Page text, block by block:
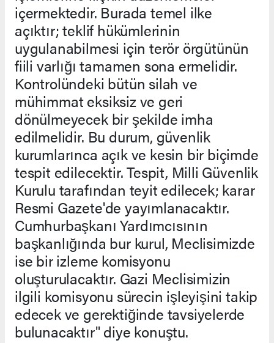
içermektedir. Burada temel ilke
açıktır; teklif hükümlerinin
uygulanabilmesi için terör örgütünün
fiili varlığı tamamen sona ermelidir.
Kontrolündeki bütün silah ve
mühimmat eksiksiz ve geri
dönülmeyecek bir şekilde imha
edilmelidir. Bu durum, güvenlik
kurumlarınca açık ve kesin bir biçimde
tespit edilecektir. Tespit, Milli Güvenlik
Kurulu tarafından teyit edilecek; karar
Resmi Gazete'de yayımlanacaktır.
Cumhurbaşkanı Yardımcısının
başkanlığında bur kurul, Meclisimizde
ise bir izleme komisyonu
oluşturulacaktır. Gazi Meclisimizin
ilgili komisyonu sürecin işleyişini takip
edecek ve gerektiğinde tavsiyelerde
bulunacaktır" diye konuştu.